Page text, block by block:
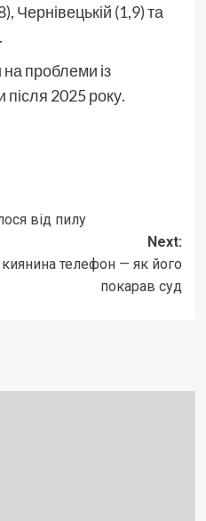
Чернівецькій (1,9) та
проблеми із
2025 року.
від пилу
Next:
телефон — як його
покарав суд